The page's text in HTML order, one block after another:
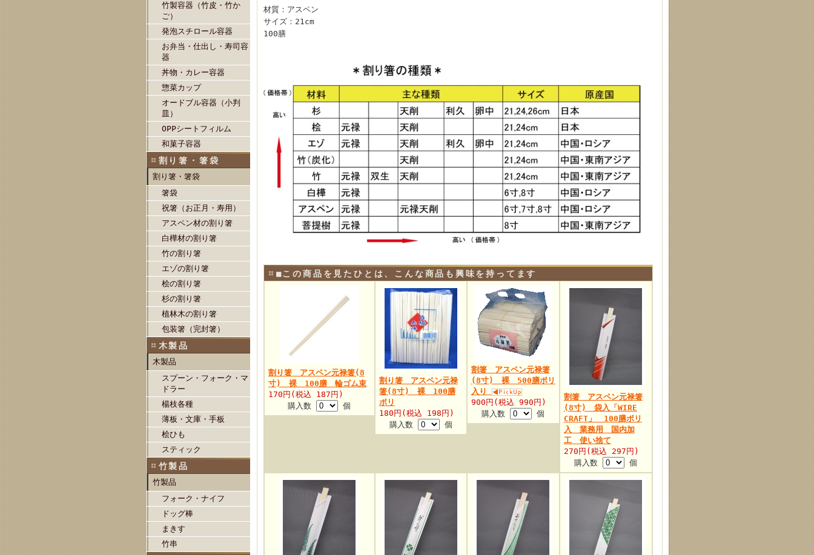
竹製容器（竹皮・竹か
ご）
発泡スチロール容器
お弁当・仕出し・寿司容
器
丼物・カレー容器
惣菜カップ
オードブル容器（小判
皿）
OPPシートフィルム
和菓子容器
割り箸・箸袋
割り箸・箸袋
箸袋
祝箸（お正月・寿用）
アスペン材の割り箸
白樺材の割り箸
竹の割り箸
エゾの割り箸
桧の割り箸
杉の割り箸
植林木の割り箸
包装箸（完封箸）
木製品
木製品
スプーン・フォーク・マ
ドラー
楊枝各種
薄板・文庫・手板
桧ひも
スティック
竹製品
竹製品
フォーク・ナイフ
ドッグ棒
まきす
竹串
材質：アスペン
サイズ：21cm
100膳
■この商品を見たひとは、こんな商品も興味を持ってます
割り箸 アスペン元禄箸(8
寸) 裸 100膳 輪ゴム束
170円(税込 187円)
購入数
個
割り箸 アスペン元禄
箸(8寸) 裸 100膳
ポリ
180円(税込 198円)
購入数
個
割箸 アスペン元禄箸
(8寸) 裸 500膳ポリ
入り
900円(税込 990円)
購入数
個
割箸 アスペン元禄箸
(8寸) 袋入「WIRE
CRAFT」 100膳ポリ
入 業務用 国内加
工 使い捨て
270円(税込 297円)
購入数
個